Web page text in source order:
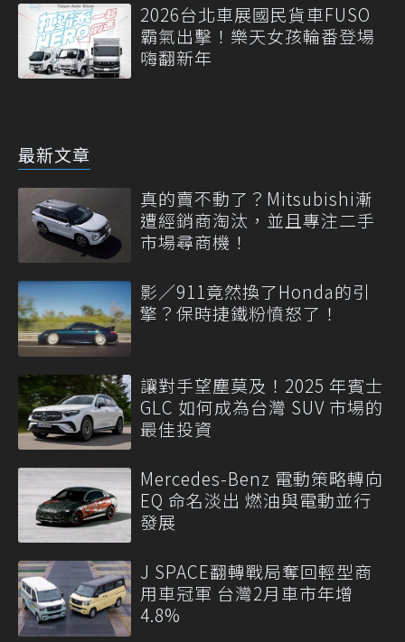
2026台北車展國民貨車FUSO
霸氣出擊！樂天女孩輪番登場
嗨翻新年
最新文章
真的賣不動了？Mitsubishi漸
遭經銷商淘汰，並且專注二手
市場尋商機！
影／911竟然換了Honda的引
擎？保時捷鐵粉憤怒了！
讓對手望塵莫及！2025 年賓士
GLC 如何成為台灣 SUV 市場的
最佳投資
Mercedes-Benz 電動策略轉向
EQ 命名淡出 燃油與電動並行
發展
J SPACE翻轉戰局奪回輕型商
用車冠軍 台灣2月車市年增
4.8%